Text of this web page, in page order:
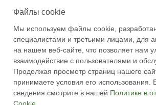
2026 © Academyfishing - продажа
Москве и России
Файлы cookie
Мы используем файлы cookie,
специалистами и третьими лицами, для
на нашем веб-сайте, что позволяет нам
взаимодействие с пользователями и
Продолжая просмотр страниц нашего
принимаете условия его
сведения смотрите в нашей Политике в